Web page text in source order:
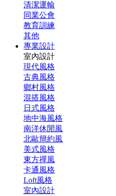
清潔運輸
同業公會
教育訓練
其他
專業設計
室內設計
現代風格
古典風格
鄉村風格
混搭風格
日式風格
地中海風格
南洋休閒風
北歐簡約風
美式風格
東方禪風
卡通風格
Loft風格
室內設計